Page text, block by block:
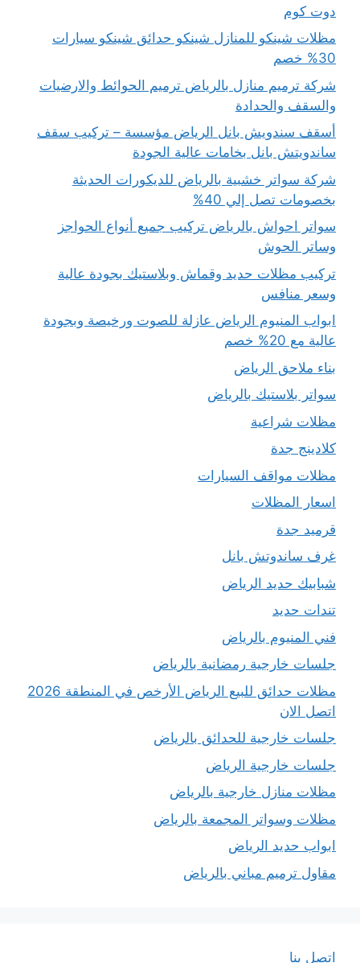
دوت كوم
مظلات شينكو للمنازل شينكو حدائق شينكو سيارات
30% خصم
شركة ترميم منازل بالرياض ترميم الحوائط والارضيات
والسقف والحدادة
أسقف سندويش بانل الرياض مؤسسة – تركيب سقف
ساندويتش بانل بخامات عالية الجودة
شركة سواتر خشبية بالرياض للديكورات الحديثة
بخصومات تصل إلي 40%
سواتر احواش بالرياض تركيب جميع أنواع الحواجز
وساتر الحوش
تركيب مظلات حديد وقماش وبلاستيك بجودة عالية
وسعر منافس
ابواب المنيوم الرياض عازلة للصوت ورخيصة وبجودة
عالية مع 20% خصم
بناء ملاحق الرياض
سواتر بلاستيك بالرياض
مظلات شراعية
كلادينج جدة
مظلات مواقف السيارات
اسعار المظلات
قرميد جدة
غرف ساندوتش بانل
شبابيك حديد الرياض
تندات حديد
فني المنيوم بالرياض
جلسات خارجية رمضانية بالرياض
مظلات حدائق للبيع الرياض الأرخص في المنطقة 2026
اتصل الان
جلسات خارجية للحدائق بالرياض
جلسات خارجية الرياض
مظلات منازل خارجية بالرياض
مظلات وسواتر المجمعة بالرياض
ابواب حديد الرياض
مقاول ترميم مباني بالرياض
اتصل بنا